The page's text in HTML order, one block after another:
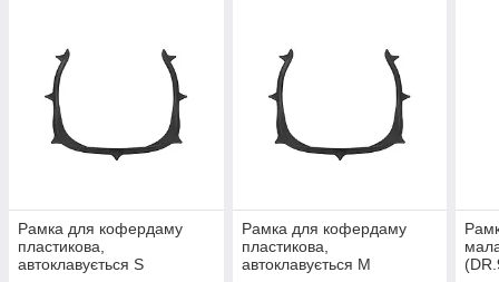
Рамка для кофердаму
пластикова,
автоклавується S
Рамка для кофердаму
пластикова,
автоклавується M